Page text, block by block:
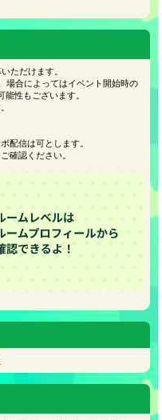
ただけます。
場合によってはイベント開始時の
性もございます。
配信は可とします。
確認ください。